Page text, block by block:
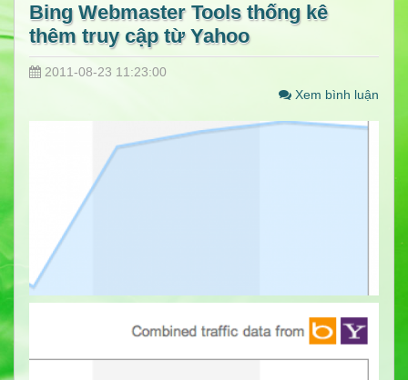
Bing Webmaster Tools thống kê
thêm truy cập từ Yahoo
2011-08-23 11:23:00
Xem bình luận